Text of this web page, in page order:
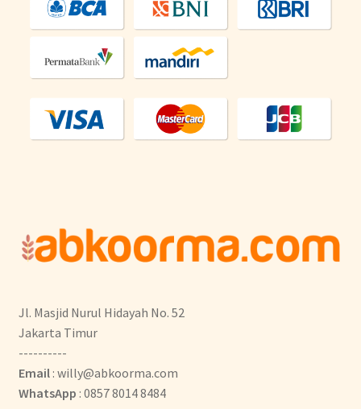
Jl. Masjid Nurul Hidayah No. 52
Jakarta Timur
----------
Email : willy@abkoorma.com
WhatsApp : 0857 8014 8484